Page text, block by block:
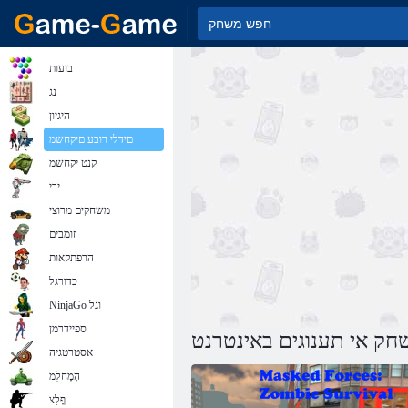
אי תענוגים באינטרנט
בועות
נג
היגיון
םידלי רובע םיקחשמ
קנט יקחשמ
ירי
משחקים מרוצי
זומבים
הרפתקאות
כדורגל
NinjaGo וגל
ספיידרמן
אסטרטגיה
הָמָחלִמ
ףָלַצ